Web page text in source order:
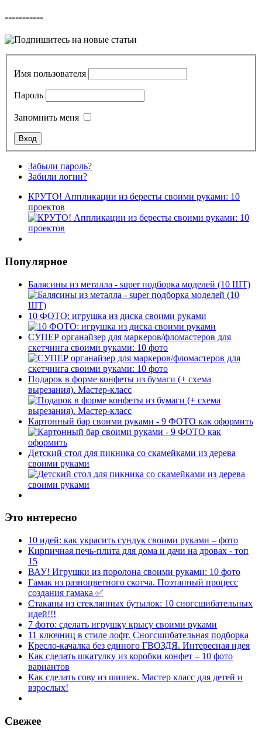
-----------
Имя пользователя
Пароль
Запомнить меня
Забыли пароль?
Забили логин?
КРУТО! Аппликации из бересты своими руками: 10
проектов
Популярное
Балясины из металла - super подборка моделей (10 ШТ)
10 ФОТО: игрушка из диска своими руками
СУПЕР органайзер для маркеров/фломастеров для
скетчинга своими руками: 10 фото
Подарок в форме конфеты из бумаги (+ схема
вырезания). Мастер-класс
Картонный бар своими руками - 9 ФОТО как оформить
Детский стол для пикника со скамейками из дерева
своими руками
Это интересно
10 идей: как украсить сундук своими руками – фото
Кирпичная печь-плита для дома и дачи на дровах - топ
15
ВАУ! Игрушки из поролона своими руками: 10 фото
Гамак из разноцветного скотча. Поэтапный процесс
создания гамака ✅
Стаканы из стеклянных бутылок: 10 сногсшибательных
идей!!!
7 фото: сделать игрушку крысу своими руками
11 ключниц в стиле лофт. Сногсшибательная подборка
Кресло-качалка без единого ГВОЗДЯ. Интересная идея
Как сделать шкатулку из коробки конфет – 10 фото
вариантов
Как сделать сову из шишек. Мастер класс для детей и
взрослых!
Свежее